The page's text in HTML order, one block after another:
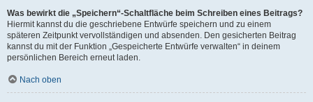
Was bewirkt die „Speichern“-Schaltfläche beim Schreiben eines Beitrags?
Hiermit kannst du die geschriebene Entwürfe speichern und zu einem
späteren Zeitpunkt vervollständigen und absenden. Den gesicherten Beitrag
kannst du mit der Funktion „Gespeicherte Entwürfe verwalten“ in deinem
persönlichen Bereich erneut laden.
Nach oben